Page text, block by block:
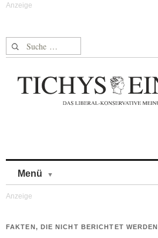
Suche nach:
Menü
FAKTEN, DIE NICHT BERICHTET WERDEN